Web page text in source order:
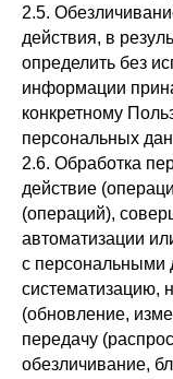
2.5.
действия, в
определить без
информации
конкретному
персональных
2.6. Обработка
действие
(операций),
автоматизации
с персональными
систематизацию,
(обновление,
передачу
обезличивание,